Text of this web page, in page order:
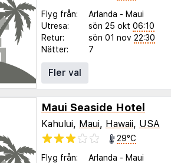
Flyg från: Arlanda - Maui
Utresa:
sön 25 okt 06:10
Retur:
sön 01 nov 22:30
Nätter:
7
Fler val
Maui Seaside Hotel
Kahului, Maui, Hawaii, USA
29°C
Flyg från: Arlanda - Maui